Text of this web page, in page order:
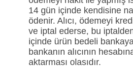
14 gün içinde kendisine
ödenir. Alıcı, ödemeyi
ve iptal ederse, bu
içinde ürün bedeli
bankanın alıcının
aktarması olasıdır.